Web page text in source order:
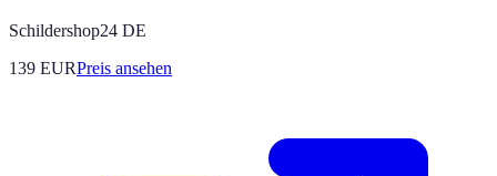
Schildershop24 DE
139 EURPreis ansehen